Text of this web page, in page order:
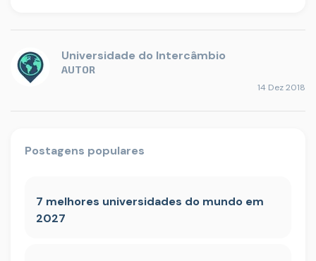
Universidade do Intercâmbio
AUTOR
14 Dez 2018
Postagens populares
7 melhores universidades do mundo em
2027